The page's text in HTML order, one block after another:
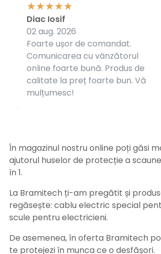
Foarte ușor de comandat.
Comunicarea cu vânzătorul
online foarte bună. Produs de
calitate la preț foarte bun. Vă
mulțumesc!
Diac Iosif
02 aug. 2026
În magazinul nostru online poți găsi
ajutorul huselor de protecție a
în 1.
La Bramitech ți-am pregătit și
regăsește: cablu electric special
scule pentru electricieni.
De asemenea, în oferta Bramitech
te protejezi în munca ce o desfășori.